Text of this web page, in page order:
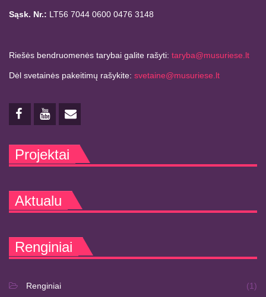
Sąsk. Nr.: LT56 7044 0600 0476 3148
Riešės bendruomenės tarybai galite rašyti: taryba@musuriese.lt
Dėl svetainės pakeitimų rašykite: svetaine@musuriese.lt
Projektai
Aktualu
Renginiai
Renginiai (1)